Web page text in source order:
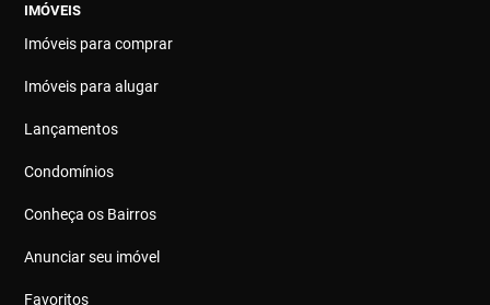
IMÓVEIS
Imóveis para comprar
Imóveis para alugar
Lançamentos
Condomínios
Conheça os Bairros
Anunciar seu imóvel
Favoritos